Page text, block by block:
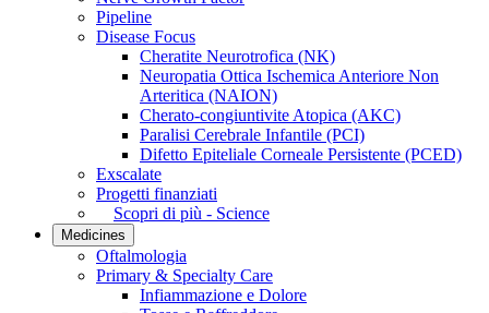
Pipeline
Disease Focus
Cheratite Neurotrofica (NK)
Neuropatia Ottica Ischemica Anteriore Non
Arteritica (NAION)
Cherato-congiuntivite Atopica (AKC)
Paralisi Cerebrale Infantile (PCI)
Difetto Epiteliale Corneale Persistente (PCED)
Exscalate
Progetti finanziati
Scopri di più - Science
Medicines
Oftalmologia
Primary & Specialty Care
Infiammazione e Dolore